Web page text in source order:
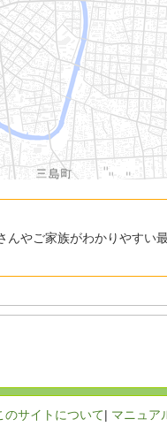
やご家族がわかりやすい
のサイトについて| マニュア